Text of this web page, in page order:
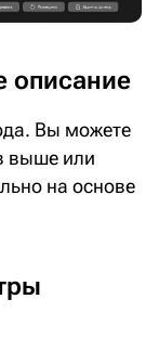
описание
Вы можете
выше или
на основе